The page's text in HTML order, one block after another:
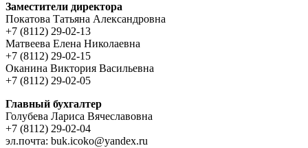
Заместители директора
Покатова Татьяна Александровна
+7 (8112) 29-02-13
Матвеева Елена Николаевна
+7 (8112) 29-02-15
Оканина Виктория Васильевна
+7 (8112) 29-02-05
Главный бухгалтер
Голубева Лариса Вячеславовна
+7 (8112) 29-02-04
эл.почта: buk.icoko@yandex.ru